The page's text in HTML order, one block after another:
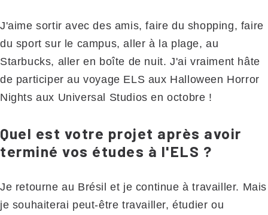
J'aime sortir avec des amis, faire du shopping, faire
du sport sur le campus, aller à la plage, au
Starbucks, aller en boîte de nuit. J'ai vraiment hâte
de participer au voyage ELS aux Halloween Horror
Nights aux Universal Studios en octobre !
Quel est votre projet après avoir
terminé vos études à l'ELS ?
Je retourne au Brésil et je continue à travailler. Mais
je souhaiterai peut-être travailler, étudier ou